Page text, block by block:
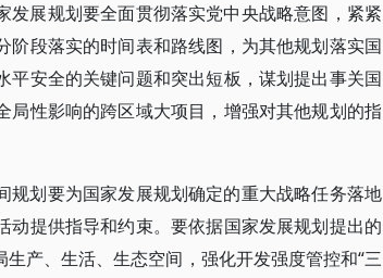
展规划要全面贯彻落实党中央战略意图，紧紧
段落实的时间表和路线图，为其他规划落实国
安全的关键问题和突出短板，谋划提出事关国
性影响的跨区域大项目，增强对其他规划的指
划要为国家发展规划确定的重大战略任务落地
提供指导和约束。要依据国家发展规划提出的
产、生活、生态空间，强化开发强度管控和“三